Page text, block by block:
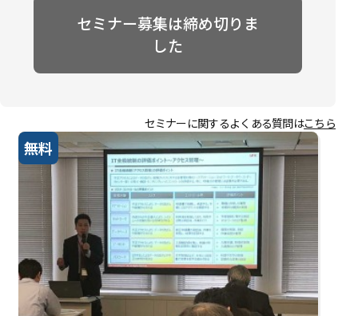
セミナー募集は締め切りま
した
セミナーに関するよくある質問はこちら
無料